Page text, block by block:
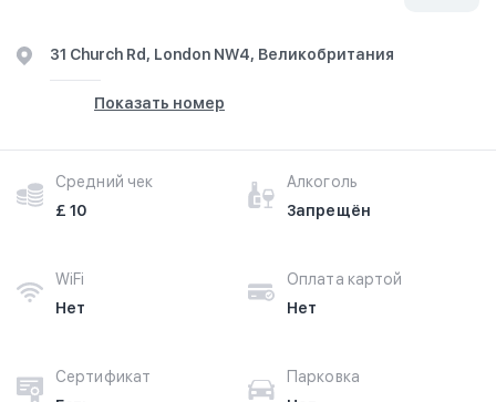
31 Church Rd, London NW4, Великобритания
Показать номер
Средний чек
£ 10
Алкоголь
Запрещён
WiFi
Нет
Оплата картой
Нет
Сертификат
Парковка